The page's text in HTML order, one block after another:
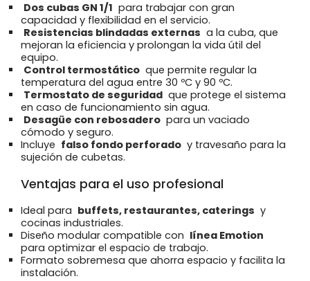
Dos cubas GN 1/1 para trabajar con gran
capacidad y flexibilidad en el servicio.
Resistencias blindadas externas a la cuba, que
mejoran la eficiencia y prolongan la vida útil del
equipo.
Control termostático que permite regular la
temperatura del agua entre 30 ºC y 90 ºC.
Termostato de seguridad que protege el sistema
en caso de funcionamiento sin agua.
Desagüe con rebosadero para un vaciado
cómodo y seguro.
Incluye falso fondo perforado y travesaño para la
sujeción de cubetas.
Ventajas para el uso profesional
Ideal para buffets, restaurantes, caterings y
cocinas industriales.
Diseño modular compatible con línea Emotion
para optimizar el espacio de trabajo.
Formato sobremesa que ahorra espacio y facilita la
instalación.